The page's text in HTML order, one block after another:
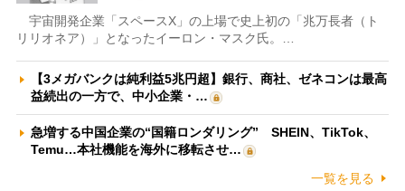
宇宙開発企業「スペースX」の上場で史上初の「兆万長者（ト
リリオネア）」となったイーロン・マスク氏。…
【3メガバンクは純利益5兆円超】銀行、商社、ゼネコンは最高
益続出の一方で、中小企業・…
急増する中国企業の“国籍ロンダリング” SHEIN、TikTok、
Temu…本社機能を海外に移転させ…
一覧を見る